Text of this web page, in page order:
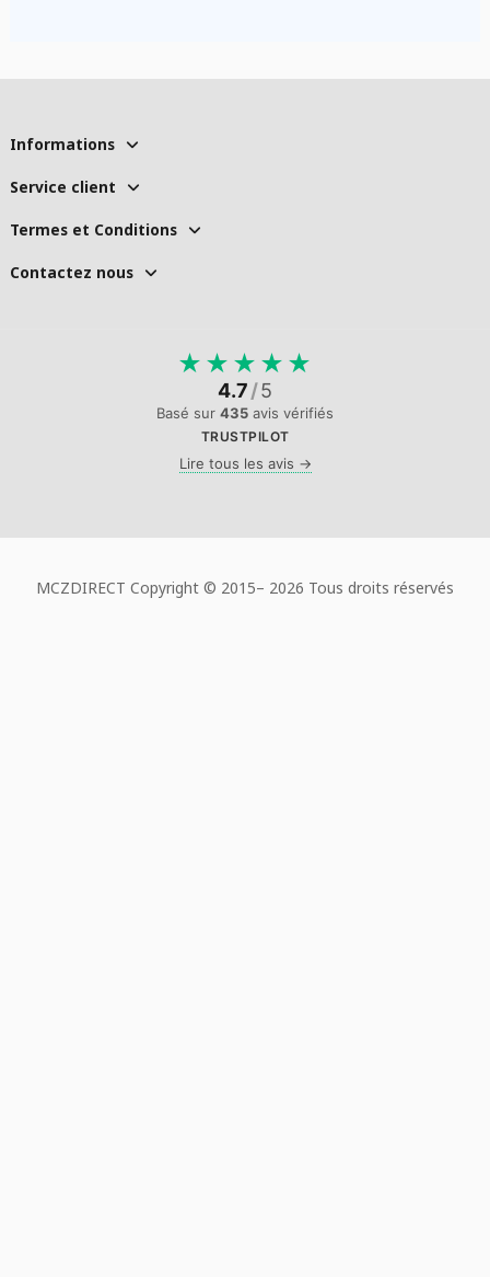
Informations
Service client
Termes et Conditions
Contactez nous
★ ★ ★ ★ ★
4.7/5
Basé sur 435 avis vérifiés
TRUSTPILOT
Lire tous les avis →
MCZDIRECT Copyright © 2015– 2026 Tous droits réservés